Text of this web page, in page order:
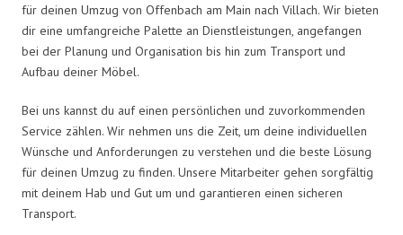
für deinen Umzug von Offenbach am Main nach Villach. Wir bieten
dir eine umfangreiche Palette an Dienstleistungen, angefangen
bei der Planung und Organisation bis hin zum Transport und
Aufbau deiner Möbel.
Bei uns kannst du auf einen persönlichen und zuvorkommenden
Service zählen. Wir nehmen uns die Zeit, um deine individuellen
Wünsche und Anforderungen zu verstehen und die beste Lösung
für deinen Umzug zu finden. Unsere Mitarbeiter gehen sorgfältig
mit deinem Hab und Gut um und garantieren einen sicheren
Transport.